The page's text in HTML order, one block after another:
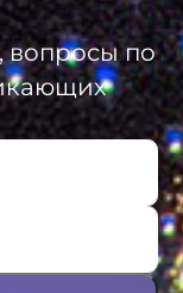
вопросы по